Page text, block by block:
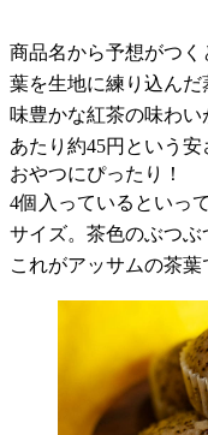
商品名から予想がつ
葉を生地に練り込ん
味豊かな紅茶の味わい
あたり約45円という安
おやつにぴったり！
4個入っているといっ
サイズ。茶色のぶつぶ
これがアッサムの茶葉